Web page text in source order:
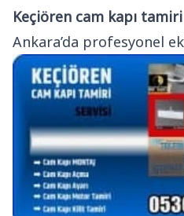
Keçiören cam kapı
Ankara’da profesyonel